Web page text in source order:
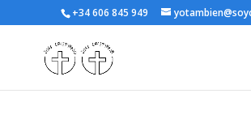
+34 606 845 949